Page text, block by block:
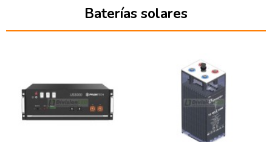
Baterías solares